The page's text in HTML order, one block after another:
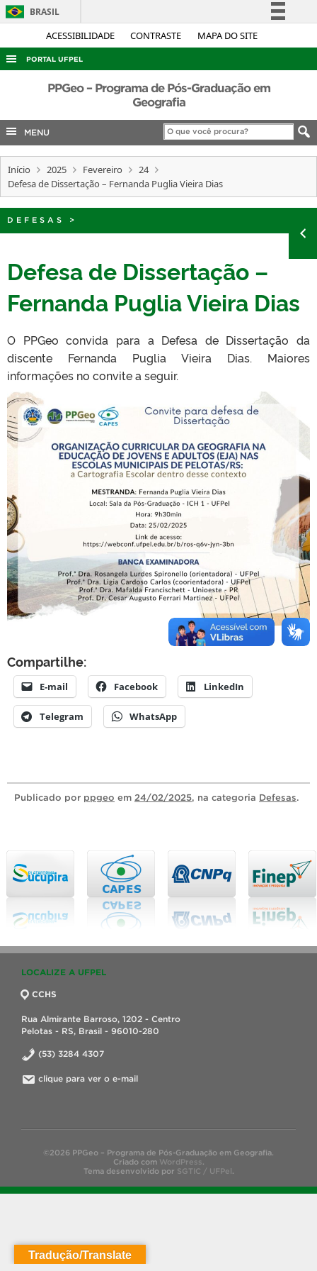
ACESSIBILIDADE CONTRASTE MAPA DO SITE
BRASIL
Simplifique!
Acesso à informação
Legislação
Canais
PORTAL UFPEL
ACESSO À INFORMAÇÃO
COBALTO
CONCURSOS
EDITAIS
TELEFONES
PPGeo – Programa de Pós-Graduação em
Geografia
MENU
Início 2025 Fevereiro
24
Defesa de Dissertação – Fernanda Puglia Vieira Dias
DEFESAS >
Defesa de Dissertação –
Fernanda Puglia Vieira Dias
O PPGeo convida para a Defesa de Dissertação da
discente Fernanda Puglia Vieira Dias. Maiores
informações no convite a seguir.
Compartilhe:
E-mail Facebook LinkedIn
Telegram WhatsApp
Publicado por ppgeo em 24/02/2025, na categoria Defesas.
LOCALIZE A UFPEL
CCHS
Rua Almirante Barroso, 1202 - Centro
Pelotas - RS, Brasil - 96010-280
(53) 3284 4307
clique para ver o e-mail
©2026 PPGeo – Programa de Pós-Graduação em Geografia.
Criado com WordPress.
Tema desenvolvido por SGTIC / UFPel .
Tradução/Translate